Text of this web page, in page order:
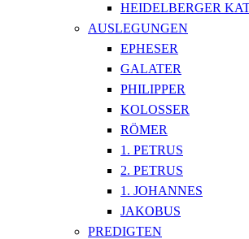
HEIDELBERGER
AUSLEGUNGEN
EPHESER
GALATER
PHILIPPER
KOLOSSER
RÖMER
1. PETRUS
2. PETRUS
1. JOHANNES
JAKOBUS
PREDIGTEN